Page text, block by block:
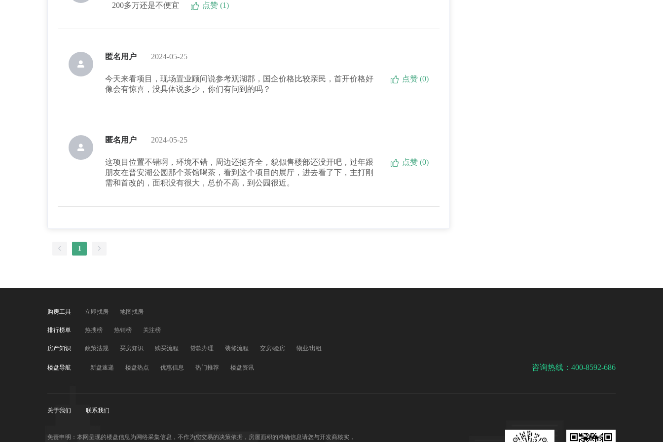
200多万还是不便宜 点赞 (1)
匿名用户 2024-05-25
今天来看项目，现场置业顾问说参考观湖郡，国企价格比较亲民，首开价格好
像会有惊喜，没具体说多少，你们有问到的吗？
点赞 (0)
匿名用户 2024-05-25
这项目位置不错啊，环境不错，周边还挺齐全，貌似售楼部还没开吧，过年跟
朋友在晋安湖公园那个茶馆喝茶，看到这个项目的展厅，进去看了下，主打刚
需和首改的，面积没有很大，总价不高，到公园很近。
点赞 (0)
1
购房工具 立即找房 地图找房
排行榜单 热搜榜 热销榜 关注榜
房产知识 政策法规 买房知识 购买流程 贷款办理 装修流程 交房/验房 物业/出租
楼盘导航 新盘速递 楼盘热点 优惠信息 热门推荐 楼盘资讯 咨询热线：400-8592-686
关于我们 联系我们
免责申明：本网呈现的楼盘信息为网络采集信息，不作为您交易的决策依据，房屋面积的准确信息请您与开发商核实，